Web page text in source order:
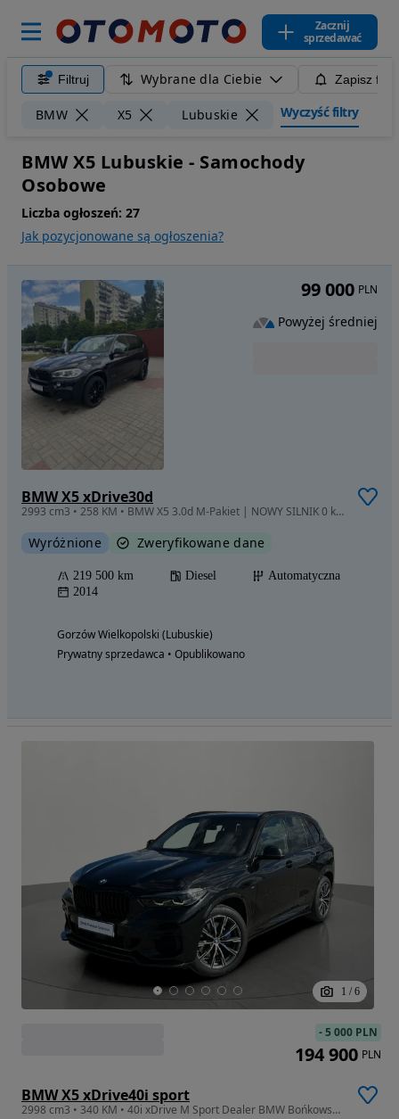
Zacznij
sprzedawać
Filtruj Wybrane dla Ciebie Zapisz
BMW X5 Lubuskie Wyczyść filtry
BMW X5 Lubuskie - Samochody
Osobowe
Liczba ogłoszeń: 27
Jak pozycjonowane są ogłoszenia?
BMW X5 xDrive30d
2993 cm3 • 258 KM • BMW X5 3.0d M-Pakiet | NOWY SILNIK 0 km na gwarancji | Doinwestowany
Wyróżnione Zweryfikowane dane
219 500 km Diesel
Automatyczna
2014
Gorzów Wielkopolski (Lubuskie)
Prywatny sprzedawca • Opublikowano
99 000 PLN
Powyżej średniej
1 / 6
BMW X5 xDrive40i sport
2998 cm3 • 340 KM • 40i xDrive M Sport Dealer BMW Bońkowscy Gorzów Wlkp.
-5 000 PLN
194 900 PLN